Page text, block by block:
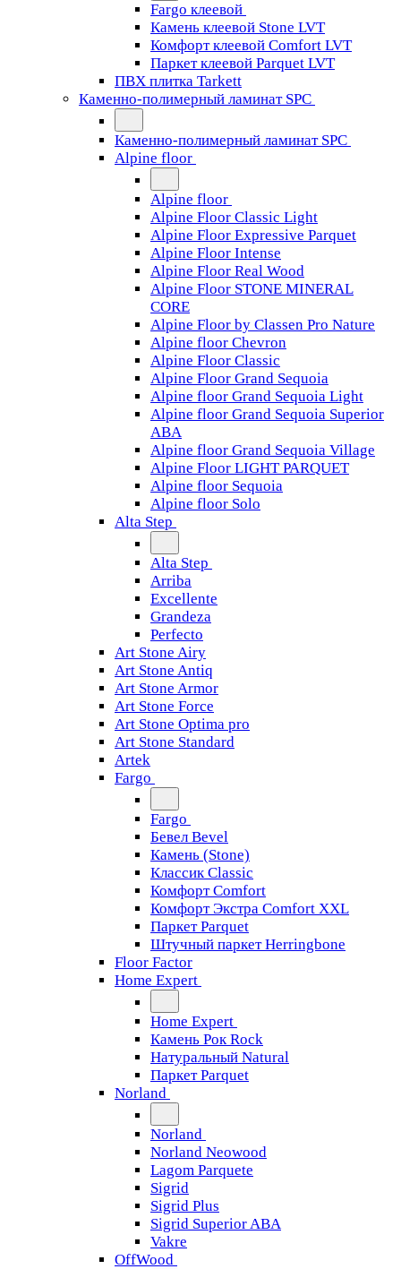
Fargo клеевой
Камень клеевой Stone LVT
Комфорт клеевой Comfort LVT
Паркет клеевой Parquet LVT
ПВХ плитка Tarkett
Каменно-полимерный ламинат SPC
Каменно-полимерный ламинат SPC
Alpine floor
Alpine floor
Alpine Floor Classic Light
Alpine Floor Expressive Parquet
Alpine Floor Intense
Alpine Floor Real Wood
Alpine Floor STONE MINERAL
CORE
Alpine Floor by Classen Pro Nature
Alpine floor Chevron
Alpine Floor Classic
Alpine Floor Grand Sequoia
Alpine floor Grand Sequoia Light
Alpine floor Grand Sequoia Superior
ABA
Alpine floor Grand Sequoia Village
Alpine Floor LIGHT PARQUET
Alpine floor Sequoia
Alpine floor Solo
Alta Step
Alta Step
Arriba
Excellente
Grandeza
Perfecto
Art Stone Airy
Art Stone Antiq
Art Stone Armor
Art Stone Force
Art Stone Optima pro
Art Stone Standard
Artek
Fargo
Fargo
Бевел Bevel
Камень (Stone)
Классик Classic
Комфорт Comfort
Комфорт Экстра Comfort XXL
Паркет Parquet
Штучный паркет Herringbone
Floor Factor
Home Expert
Home Expert
Камень Рок Rock
Натуральный Natural
Паркет Parquet
Norland
Norland
Norland Neowood
Lagom Parquete
Sigrid
Sigrid Plus
Sigrid Superior ABA
Vakre
OffWood